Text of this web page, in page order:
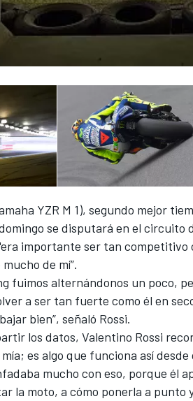
YZR M 1), segundo mejor
se disputará en el circuito
importante ser tan competitivo
de mí”.
fuimos alternándonos un poco,
a ser tan fuerte como él en
bien”, señaló Rossi.
los datos, Valentino Rossi
es algo que funciona así
mucho con eso, porque él
la moto, a cómo ponerla a